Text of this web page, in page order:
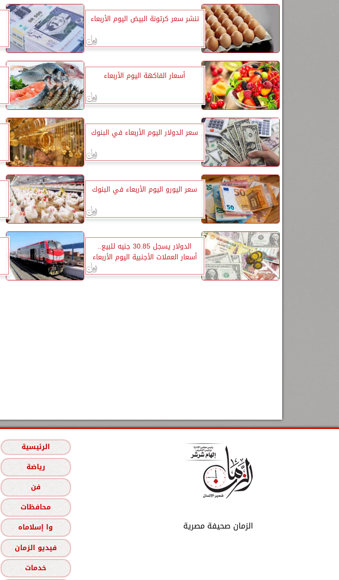
ننشر سعر كرتونة البيض اليوم الأربعاء
أسعار الفاكهة اليوم الأربعاء
سعر الدولار اليوم الأربعاء في البنوك
سعر اليورو اليوم الأربعاء في البنوك
الدولار يسجل 30.85 جنيه للبيع..
أسعار العملات الأجنبية اليوم الأربعاء
الزمان صحيفة مصرية
الرئيسية
رياضة
فن
محافظات
وا إسلاماه
فيديو الزمان
خدمات